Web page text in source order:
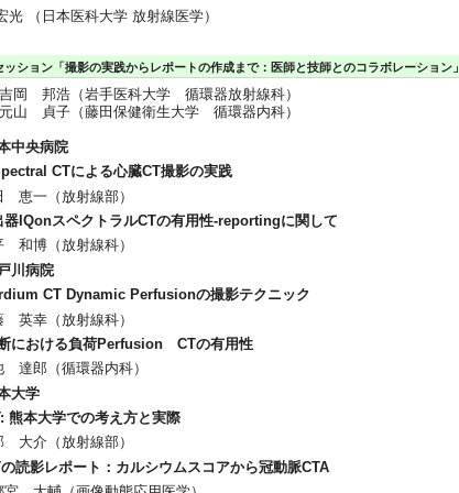
光 （日本医科大学 放射線医学）
ッション「撮影の実践からレポートの作成まで：医師と技師とのコラボレーション」
吉岡 邦浩（岩手医科大学 循環器放射線科）
元山 貞子（藤田保健衛生大学 循環器内科）
中央病院
CTによる心臓CT撮影の実践
恵一（放射線部）
器IQonスペクトラルCTの有用性-reportingに関して
和博（放射線科）
川病院
CT Dynamic Perfusionの撮影テクニック
英幸（放射線科）
における負荷Perfusion CTの有用性
達郎（循環器内科）
大学
熊本大学での考え方と実際
大介（放射線部）
読影レポート：カルシウムスコアから冠動脈CTA